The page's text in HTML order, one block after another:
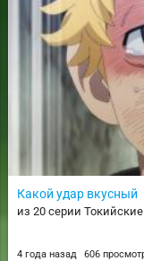
Какой удар вкусный
из 20 серии
4 года назад 606